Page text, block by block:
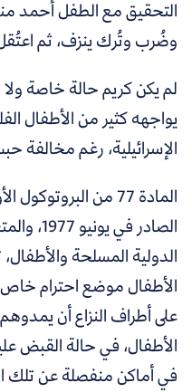
التحقيق مع الطفل أحمد
وضُرب وتُرك ينزف، ثم اعتُقل
لم يكن كريم حالة خاصة ولا
يواجهه كثير من الأطفال
الإسرائيلية، رغم مخالفة
المادة 77 من البروتوكول الأول الإضافي
الصادر في
الدولية المسلحة
الأطفال موضع احترام
على أطراف النزاع أن
الأطفال، في حالة القبض
في أماكن منفصلة عن تلك